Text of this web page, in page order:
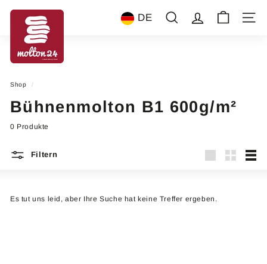
zumm
t
o
2
4
DE Suche Account
Shop /
Bühnenmolton B1 600g/m²
0 Produkte
Filtern
Es tut uns leid, aber Ihre Suche hat keine Treffer ergeben.